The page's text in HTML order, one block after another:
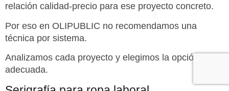
relación calidad-precio para ese proyecto concreto.
Por eso en OLIPUBLIC no recomendamos una
técnica por sistema.
Analizamos cada proyecto y elegimos la opción más
adecuada.